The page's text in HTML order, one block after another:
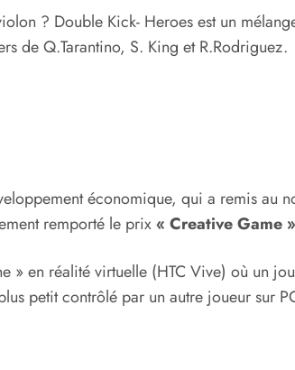
? Double Kick- Heroes est un
de Q.Tarantino, S. King et R.Rodriguez.
économique, qui a remis au
remporté le prix« Creative Game »
» en réalité virtuelle (HTC Vive) où un
petit contrôlé par un autre joueur sur